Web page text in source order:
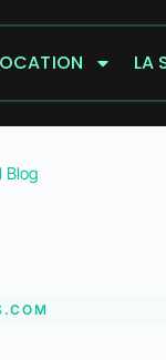
LA
Blog